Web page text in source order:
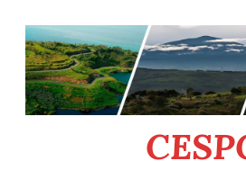
Tartalomhoz